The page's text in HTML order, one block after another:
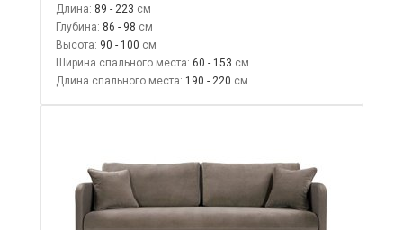
Длина: 89 - 223
Глубина: 86 - 98
Высота: 90 - 100
Ширина спального места: 60 - 153
Длина спального места: 190 - 220